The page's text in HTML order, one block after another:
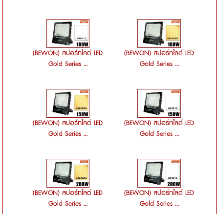
(BEWON) สปอร์ทไลต์ LED
Gold Series ...
(BEWON) สปอร์ทไลต์ LED
Gold Series ...
(BEWON) สปอร์ทไลต์ LED
Gold Series ...
(BEWON) สปอร์ทไลต์ LED
Gold Series ...
(BEWON) สปอร์ทไลต์ LED
Gold Series ...
(BEWON) สปอร์ทไลต์ LED
Gold Series ...